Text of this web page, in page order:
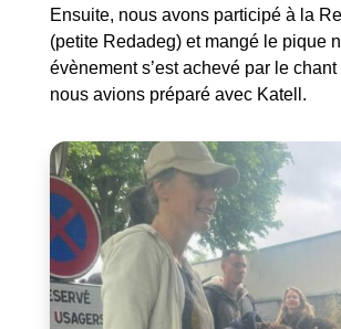
Ensuite, nous avons participé à la
(petite Redadeg) et mangé le pique
évènement s’est achevé par le
nous avions préparé avec Katell.